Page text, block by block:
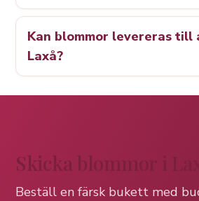
Kan blommor levereras till
Laxå?
Skicka blommor i
Beställ en färsk bukett med